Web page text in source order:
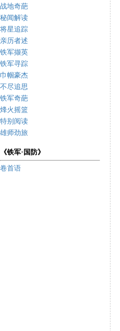
战地奇葩
秘闻解读
将星追踪
亲历者述
铁军撷英
铁军寻踪
巾帼豪杰
不尽追思
铁军奇葩
烽火摇篮
特别阅读
雄师劲旅
《铁军·国防》
卷首语